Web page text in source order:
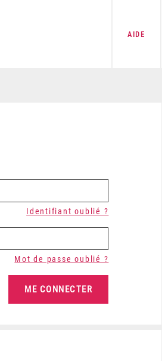
AIDE
Identifiant oublié ?
Mot de passe oublié ?